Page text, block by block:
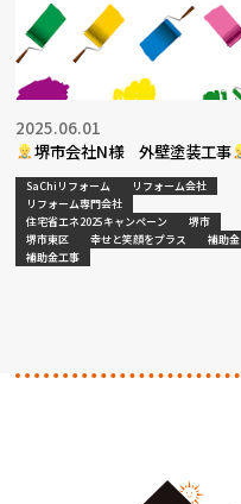
堺市会社N様 外壁塗装工事
2025.06.01
SaChiリフォーム
リフォーム会社
リフォーム専門会社
住宅省エネ2025キャンペーン
堺市
堺市東区
幸せと笑顔をプラス
補助金
補助金工事